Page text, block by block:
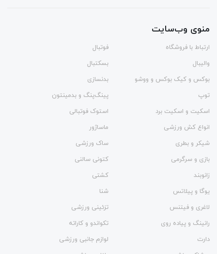
منوی وب‌سایت
ارتباط با فروشگاه
فوتبال
والیبال
بسکتبال
بوکس و کیک بوکس و ووشو
بدنسازی
توپ
پینگ‌پنگ و بدمينتون
اسکیت و اسکیت برد
استوک فوتبالی
انواع کش ورزشی
ماساژور
شیکر و بطری
ساک ورزشی
بازی و سرگرمی
کتونی سالنی
زانوبند
کشتی
یوگا و پیلاتس
شنا
لاغری و فیتنس
تزئینی ورزشی
رانینگ و پیاده روی
تکواندو و کاراته
دارت
لوازم جانبی ورزشی